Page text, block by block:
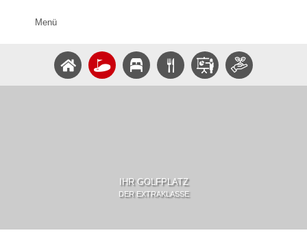
Menü
IHR GOLFPLATZ
DER EXTRAKLASSE